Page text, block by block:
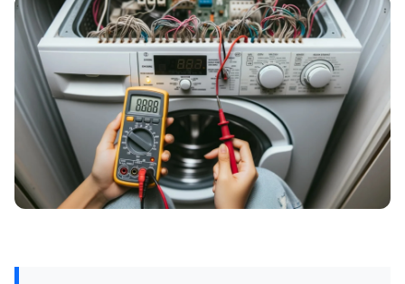
ŚLĄSK
Katowice
Gliwice
Sosnowiec
Bytom
Siemianowice Śl.
Piekary Śl.
Świętochłowice
Ruda Śląska